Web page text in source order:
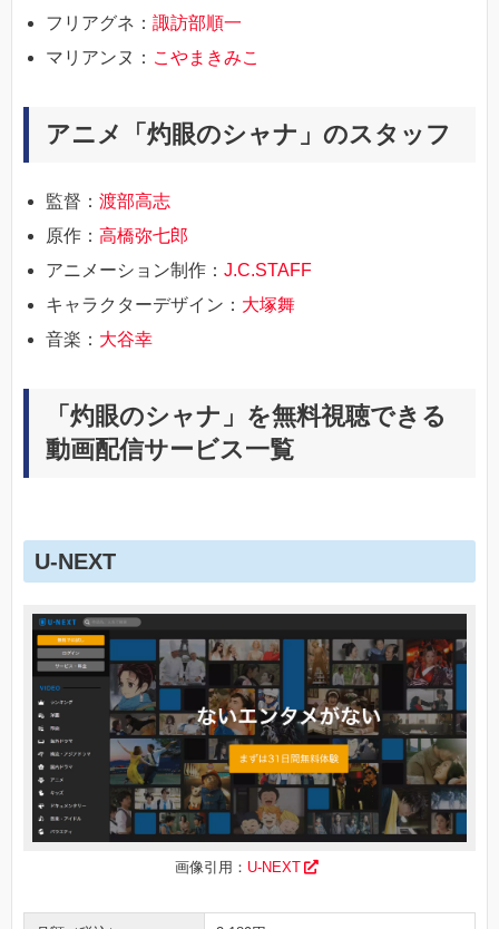
フリアグネ： 諏訪部順一
マリアンヌ： こやまきみこ
アニメ「灼眼のシャナ」のスタッフ
監督： 渡部高志
原作： 高橋弥七郎
アニメーション制作： J.C.STAFF
キャラクターデザイン： 大塚舞
音楽： 大谷幸
「灼眼のシャナ」を無料視聴できる
動画配信サービス一覧
U-NEXT
画像引用： U-NEXT